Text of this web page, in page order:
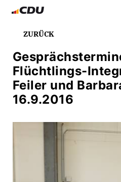
ZURÜCK
Flüchtlings-
Feiler und
16.9.2016